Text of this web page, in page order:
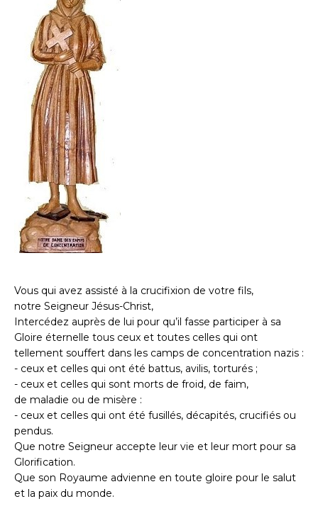
Vous qui avez assisté à la crucifixion de votre fils,
notre Seigneur Jésus-Christ,
Intercédez auprès de lui pour qu’il fasse participer à sa
Gloire éternelle tous ceux et toutes celles qui ont
tellement souffert dans les camps de concentration nazis :
- ceux et celles qui ont été battus, avilis, torturés ;
- ceux et celles qui sont morts de froid, de faim,
de maladie ou de misère :
- ceux et celles qui ont été fusillés, décapités, crucifiés ou
pendus.
Que notre Seigneur accepte leur vie et leur mort pour sa
Glorification.
Que son Royaume advienne en toute gloire pour le salut
et la paix du monde.